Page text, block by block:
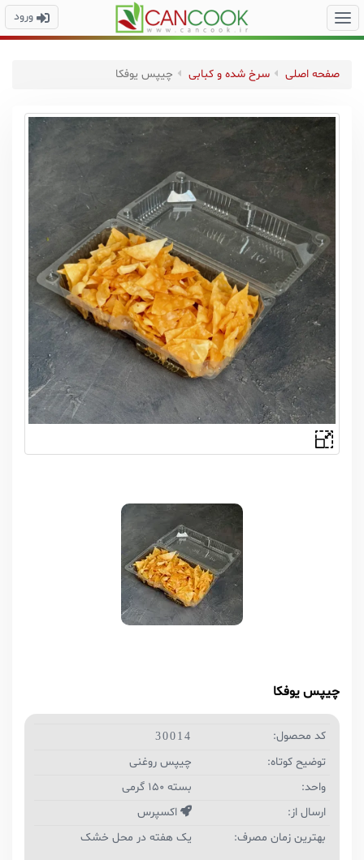
ورود
صفحه اصلی سرخ شده و کبابی چیپس یوفکا
چیپس یوفکا
کد محصول: 30014
توضیح کوتاه:
چیپس روغنی
واحد:
بسته 150 گرمی
ارسال از:
اکسپرس
بهترین زمان مصرف:
یک هفته در محل خشک